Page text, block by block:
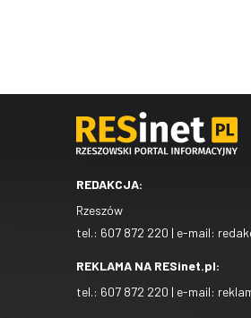
REDAKCJA:
Rzeszów
tel.: 607 872 220 | e-mail:
REKLAMA NA RESinet.pl:
tel.: 607 872 220 | e-mail: